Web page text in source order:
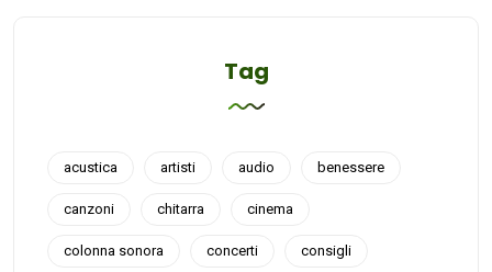
Tag
acustica artisti audio benessere
canzoni chitarra cinema
colonna sonora concerti consigli